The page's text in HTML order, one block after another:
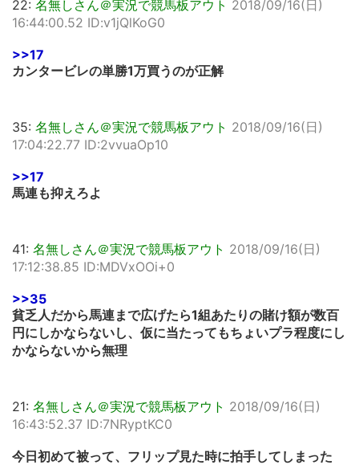
22: 名無しさん＠実況で競馬板アウト 2018/09/16(日)
16:44:00.52 ID:v1jQlKoG0
>>17
カンタービレの単勝1万買うのが正解
35: 名無しさん＠実況で競馬板アウト 2018/09/16(日)
17:04:22.77 ID:2vvuaOp10
>>17
馬連も抑えろよ
41: 名無しさん＠実況で競馬板アウト 2018/09/16(日)
17:12:38.85 ID:MDVxOOi+0
>>35
貧乏人だから馬連まで広げたら1組あたりの賭け額が数百
円にしかならないし、仮に当たってもちょいプラ程度にし
かならないから無理
21: 名無しさん＠実況で競馬板アウト 2018/09/16(日)
16:43:52.37 ID:7NRyptKC0
今日初めて被って、フリップ見た時に拍手してしまった